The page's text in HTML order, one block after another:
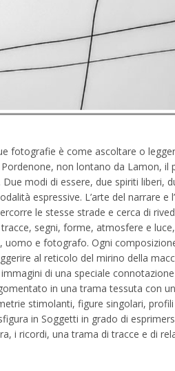
fotografie è come ascoltare o
non lontano da Lamon, il
modi di essere, due spiriti
espressive. L’arte del narrare
le stesse strade e cerca di
segni, forme, atmosfere e
e fotografo. Ogni
al reticolo del mirino della
di una speciale
in una trama tessuta con
stimolanti, figure singolari,
in Soggetti in grado di
i ricordi, una trama di tracce e di